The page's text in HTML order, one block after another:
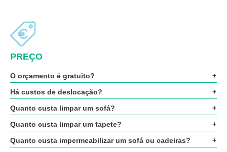
PREÇO
O orçamento é gratuito?
Há custos de deslocação?
Quanto custa limpar um sofá?
Quanto custa limpar um tapete?
Quanto custa impermeabilizar um sofá ou cadeiras?